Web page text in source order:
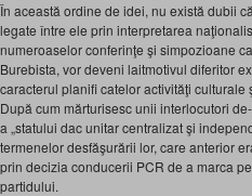
În această ordine de idei, nu există dubii
legate între ele prin interpretarea
numeroaselor conferinţe şi simpozioane
Burebista, vor deveni laitmotivul diferitor
caracterul planifi catelor activităţi
După cum mărturisesc unii interlocutori
a „statului dac unitar centralizat şi
termenelor desfăşurării lor, care anterior
prin decizia conducerii PCR de a marca
partidului.